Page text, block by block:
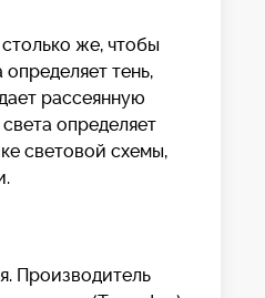
же, чтобы
тень,
рассеянную
определяет
световой схемы,
Производитель